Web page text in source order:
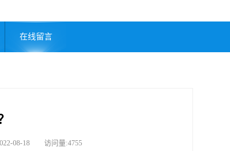
在线留言
08-18 访问量:4755